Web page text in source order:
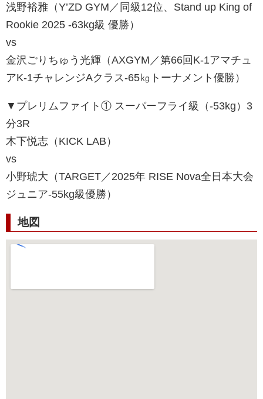
浅野裕雅（Y’ZD GYM／同級12位、Stand up King of
Rookie 2025 -63kg級 優勝）
vs
金沢ごりちゅう光輝（AXGYM／第66回K-1アマチュ
アK-1チャレンジAクラス-65㎏トーナメント優勝）
▼プレリムファイト① スーパーフライ級（-53kg）3
分3R
木下悦志（KICK LAB）
vs
小野琥大（TARGET／2025年 RISE Nova全日本大会
ジュニア-55kg級優勝）
地図